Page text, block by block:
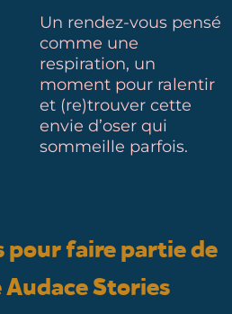
Un rendez-vous pensé
comme une
respiration, un
moment pour ralentir
et (re)trouver cette
envie d’oser qui
sommeille parfois.
pour faire partie de
Audace Stories